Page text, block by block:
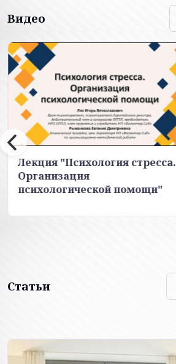
Видео
Лекция "Психология стресса.
Организация
психологической помощи"
Статьи